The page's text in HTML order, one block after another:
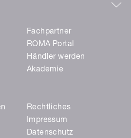
Fachpartner
ROMA Portal
Händler werden
Akademie
Rechtliches
Impressum
Datenschutz